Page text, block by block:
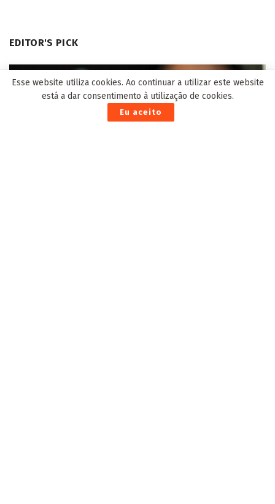
EDITOR'S PICK
Esse website utiliza cookies. Ao continuar a utilizar este website
está a dar consentimento à utilização de cookies.
Eu aceito